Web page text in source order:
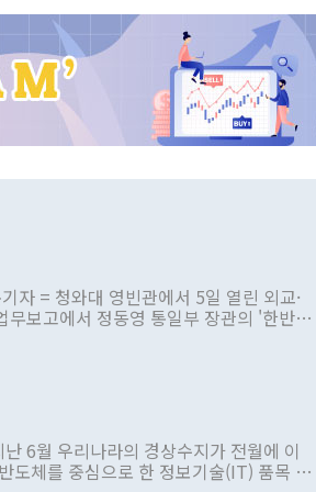
자 = 청와대 영빈관에서 5일 열린 외교·
무보고에서 정동영 통일부 장관의 '한반도
않은 사안을 정책으로 추진하겠다고 공
상'이라는 비판을 내놨다. 그동안 정 장
빚은 적은 여러 번 있지만 대통령과 유
입장을 표명한 것은 이례적이다. 정 장
제어해야 한다는 목소리도 높아지고 있
6월 우리나라의 경상수지가 전월에 이
도체를 중심으로 한 정보기술(IT) 품목 수